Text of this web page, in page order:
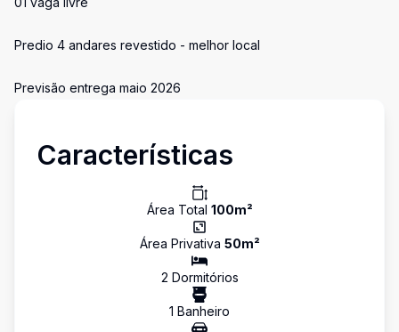
Predio 4 andares revestido - melhor local
Previsão entrega maio 2026
Características
Área Total 100m²
Área Privativa 50m²
2 Dormitórios
1 Banheiro